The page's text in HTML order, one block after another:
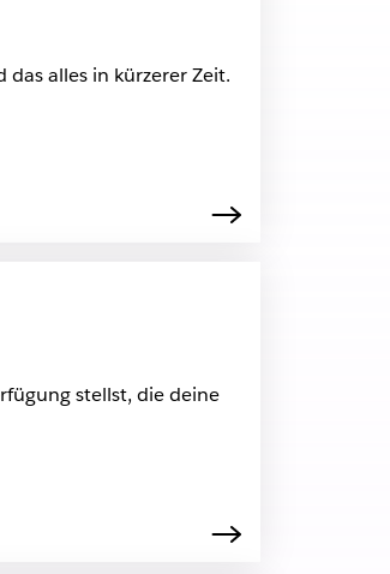
alles in kürzerer Zeit.
stellst, die deine